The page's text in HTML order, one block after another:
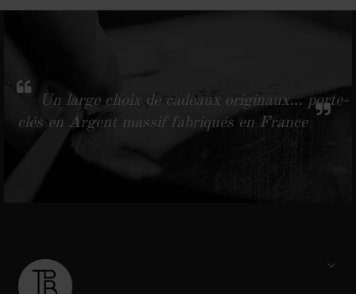
Un large choix de cadeaux originaux… porte-
clés en Argent massif fabriqués en France